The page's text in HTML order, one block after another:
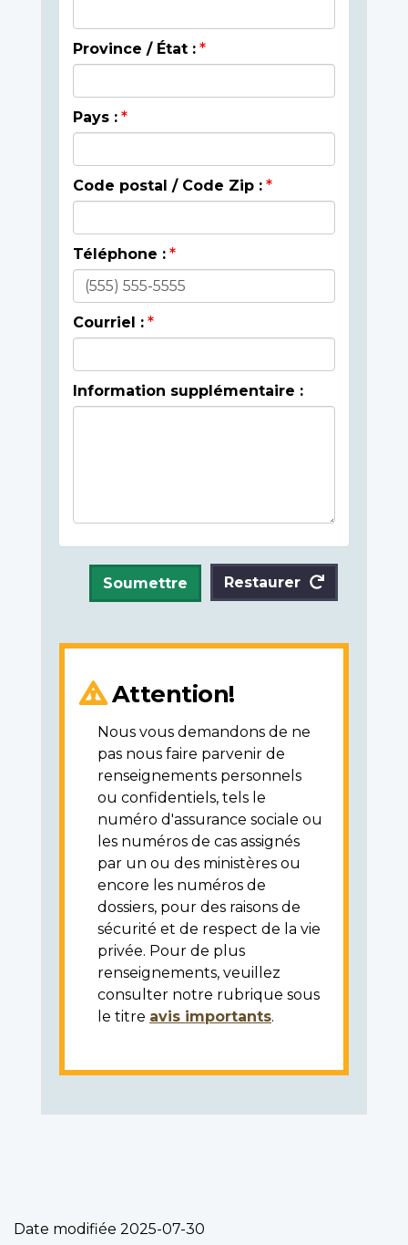
Province / État :
Pays :
Code postal / Code Zip :
Téléphone :
Courriel :
Information supplémentaire :
Soumettre Restaurer
Attention!
Nous vous demandons de ne
pas nous faire parvenir de
renseignements personnels
ou confidentiels, tels le
numéro d'assurance sociale ou
les numéros de cas assignés
par un ou des ministères ou
encore les numéros de
dossiers, pour des raisons de
sécurité et de respect de la vie
privée. Pour de plus
renseignements, veuillez
consulter notre rubrique sous
le titre avis importants.
Date modifiée 2025-07-30